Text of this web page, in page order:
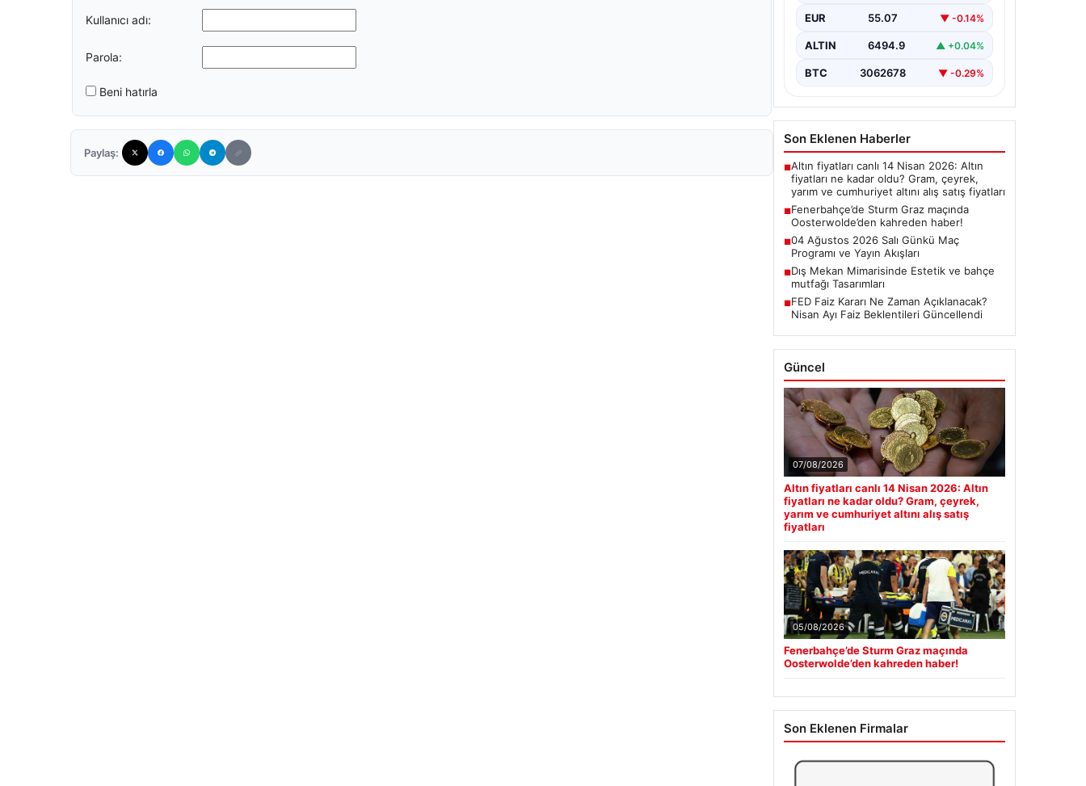
Kullanıcı adı:
Parola:
Beni hatırla
Paylaş:
EUR 55.07 ▼ -0.14%
ALTIN 6494.9 ▲ +0.04%
BTC 3062678 ▼ -0.29%
Son Eklenen Haberler
■Altın fiyatları canlı 14 Nisan 2026: Altın
fiyatları ne kadar oldu? Gram, çeyrek,
yarım ve cumhuriyet altını alış satış fiyatları
■Fenerbahçe’de Sturm Graz maçında
Oosterwolde’den kahreden haber!
■04 Ağustos 2026 Salı Günkü Maç
Programı ve Yayın Akışları
■Dış Mekan Mimarisinde Estetik ve bahçe
mutfağı Tasarımları
■FED Faiz Kararı Ne Zaman Açıklanacak?
Nisan Ayı Faiz Beklentileri Güncellendi
Güncel
07/08/2026
Altın fiyatları canlı 14 Nisan 2026: Altın
fiyatları ne kadar oldu? Gram, çeyrek,
yarım ve cumhuriyet altını alış satış
fiyatları
05/08/2026
Fenerbahçe’de Sturm Graz maçında
Oosterwolde’den kahreden haber!
Son Eklenen Firmalar